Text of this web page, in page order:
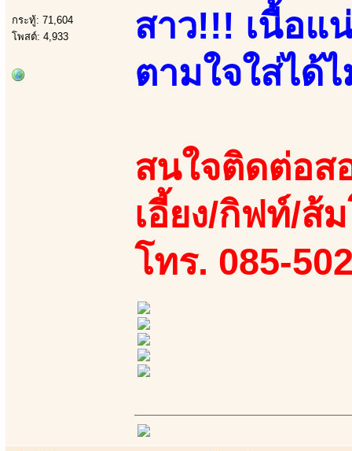
กระทู้: 71,604
โพสต์: 4,933
สาว!!! เนื้อ
ตามใจใส่ได้
สนใจติดต่อส
เอี้ยง/กิฟท์/ส้
โทร. 085-